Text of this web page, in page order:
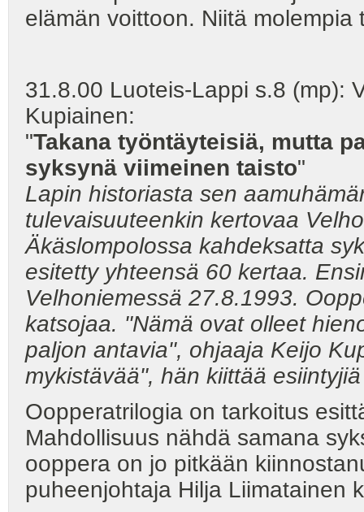
elämän voittoon. Niitä molempia
31.8.00 Luoteis-Lappi s.8 (mp):
Kupiainen:
"Takana työntäyteisiä, mutta
syksynä viimeinen taisto"
Lapin historiasta sen
tulevaisuuteenkin kertovaa
Äkäslompolossa kahdeksatta
esitetty yhteensä 60 kertaa.
Velhoniemessä 27.8.1993.
katsojaa. "Nämä ovat olleet
paljon antavia", ohjaaja Keijo
mykistävää", hän kiittää
Oopperatrilogia on tarkoitus
Mahdollisuus nähdä samana
ooppera on jo pitkään
puheenjohtaja Hilja Liimatainen